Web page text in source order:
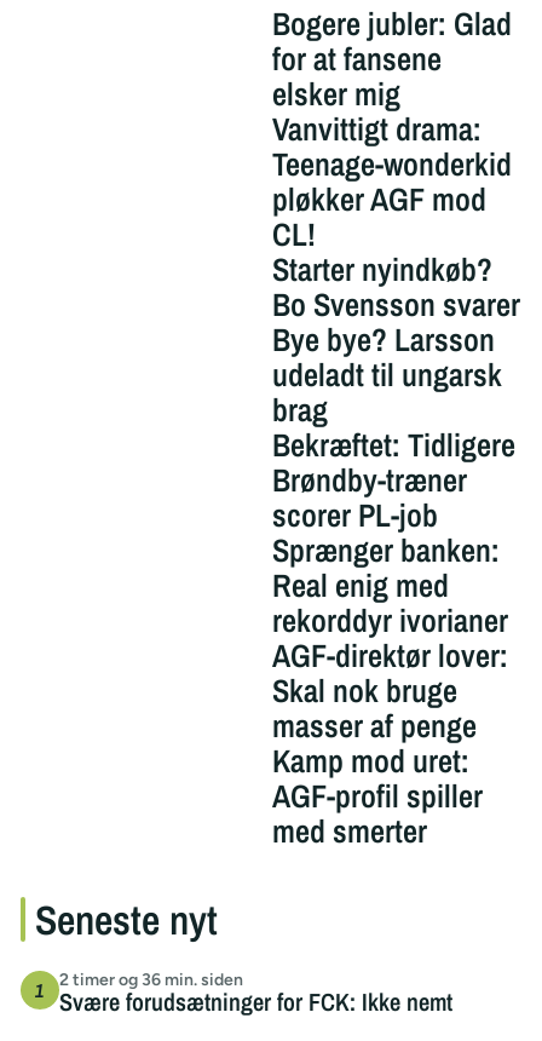
Bogere jubler: Glad
for at fansene
elsker mig
Vanvittigt drama:
Teenage-wonderkid
pløkker AGF mod
CL!
Starter nyindkøb?
Bo Svensson svarer
Bye bye? Larsson
udeladt til ungarsk
brag
Bekræftet: Tidligere
Brøndby-træner
scorer PL-job
Sprænger banken:
Real enig med
rekorddyr ivorianer
AGF-direktør lover:
Skal nok bruge
masser af penge
Kamp mod uret:
AGF-profil spiller
med smerter
Seneste nyt
2 timer og 36 min. siden
Svære forudsætninger for FCK: Ikke nemt